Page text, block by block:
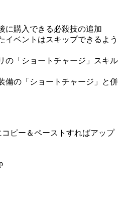
に購入できる必殺技の追加
イベントはスキップできるよう
の「ショートチャージ」スキル
トチャージ」と併
コピー＆ペーストすればアップ